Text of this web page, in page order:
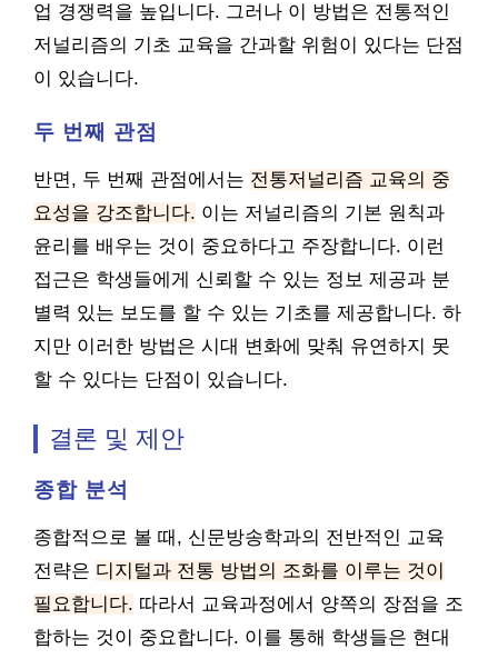
업 경쟁력을 높입니다. 그러나 이 방법은 전통적인
저널리즘의 기초 교육을 간과할 위험이 있다는 단점
이 있습니다.
두 번째 관점
반면, 두 번째 관점에서는 전통저널리즘 교육의 중
요성을 강조합니다. 이는 저널리즘의 기본 원칙과
윤리를 배우는 것이 중요하다고 주장합니다. 이런
접근은 학생들에게 신뢰할 수 있는 정보 제공과 분
별력 있는 보도를 할 수 있는 기초를 제공합니다. 하
지만 이러한 방법은 시대 변화에 맞춰 유연하지 못
할 수 있다는 단점이 있습니다.
결론 및 제안
종합 분석
종합적으로 볼 때, 신문방송학과의 전반적인 교육
전략은 디지털과 전통 방법의 조화를 이루는 것이
필요합니다. 따라서 교육과정에서 양쪽의 장점을 조
합하는 것이 중요합니다. 이를 통해 학생들은 현대